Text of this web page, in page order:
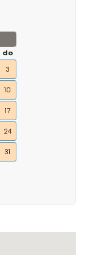
do
3
10
17
24
31